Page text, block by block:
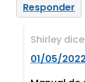
Responder
Shirley
01/05/